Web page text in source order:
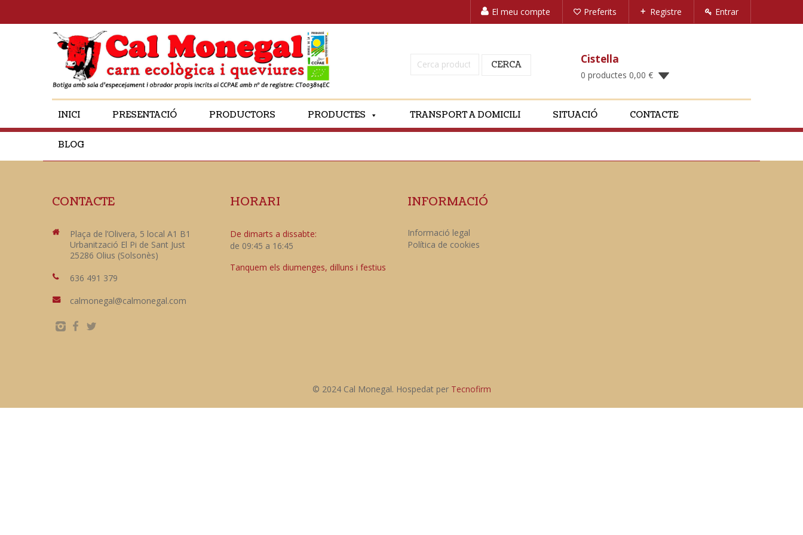
El meu compte Preferits Registre Entrar
Cerca: CERCA Cistella
0 productes 0,00 €
INICI PRESENTACIÓ PRODUCTORS PRODUCTES TRANSPORT A DOMICILI SITUACIÓ CONTACTE
BLOG
CONTACTE
Plaça de l’Olivera, 5 local A1 B1
Urbanització El Pi de Sant Just
25286 Olius (Solsonès)
636 491 379
calmonegal@calmonegal.com
HORARI
De dimarts a dissabte:
de 09:45 a 16:45
Tanquem els diumenges, dilluns i festius
INFORMACIÓ
Informació legal
Política de cookies
© 2024 Cal Monegal. Hospedat per Tecnofirm